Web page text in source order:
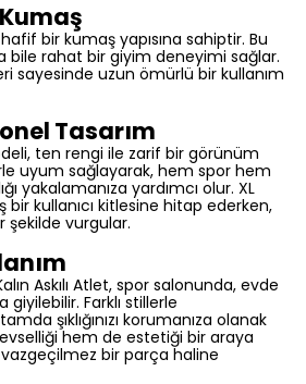
bir kumaş yapısına sahiptir. Bu
bile rahat bir giyim deneyimi sağlar.
sayesinde uzun ömürlü bir kullanım
Tasarım
ten rengi ile zarif bir görünüm
uyum sağlayarak, hem spor hem
yakalamanıza yardımcı olur. XL
kullanıcı kitlesine hitap ederken,
şekilde vurgular.
Askılı Atlet, spor salonunda, evde
giyilebilir. Farklı stillerle
şıklığınızı korumanıza olanak
hem de estetiği bir araya
vazgeçilmez bir parça haline